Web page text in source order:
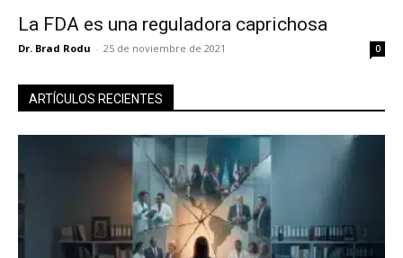
La FDA es una reguladora caprichosa
Dr. Brad Rodu - 25 de noviembre de 2021 0
ARTÍCULOS RECIENTES